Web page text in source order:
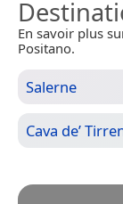
En savoir plus
Positano.
Salerne
Cava de’